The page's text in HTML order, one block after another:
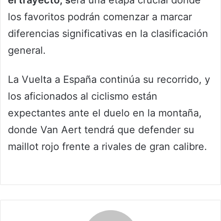
los favoritos podrán comenzar a marcar
diferencias significativas en la clasificación
general.
La Vuelta a España continúa su recorrido, y
los aficionados al ciclismo están
expectantes ante el duelo en la montaña,
donde Van Aert tendrá que defender su
maillot rojo frente a rivales de gran calibre.